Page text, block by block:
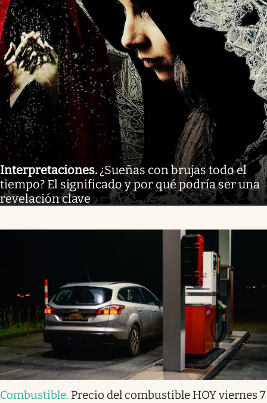
Interpretaciones. ¿Sueñas con brujas todo el
tiempo? El significado y por qué podría ser una
revelación clave
Combustible. Precio del combustible HOY viernes 7